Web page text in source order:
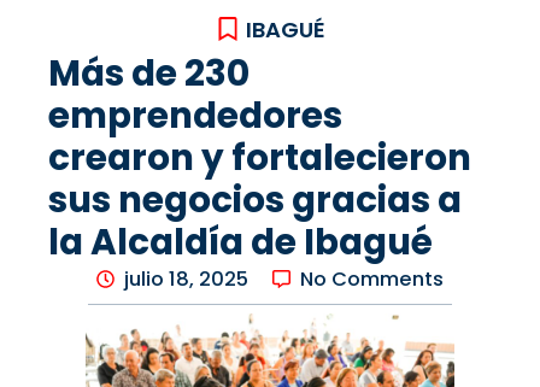
IBAGUÉ
Más de 230
emprendedores
crearon y fortalecieron
sus negocios gracias a
la Alcaldía de Ibagué
julio 18, 2025 No Comments